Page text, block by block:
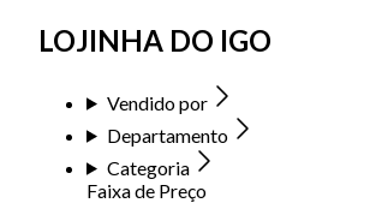
LOJINHA DO IGO
Vendido por
Departamento
Categoria
Faixa de Preço